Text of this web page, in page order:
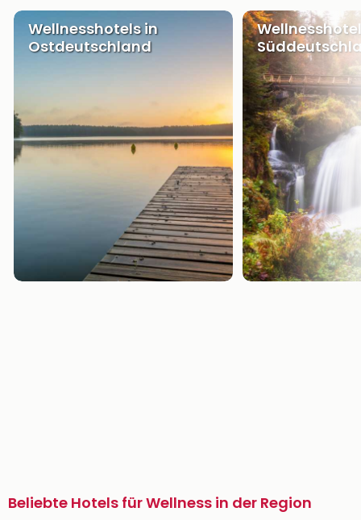
Wellnesshotels in
Ostdeutschland
Beliebte Hotels für Wellness in der Region